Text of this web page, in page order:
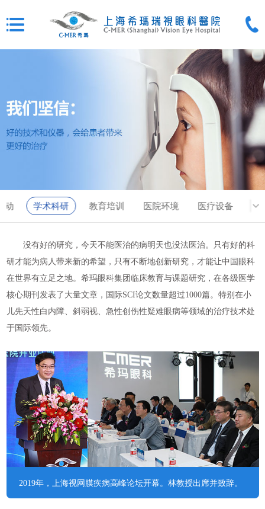
动 学术科研 教育培训 医院环境 医疗设备
没有好的研究，今天不能医治的病明天也没法医治。只有好的科
研才能为病人带来新的希望，只有不断地创新研究，才能让中国眼科
在世界有立足之地。希玛眼科集团临床教育与课题研究，在各级医学
核心期刊发表了大量文章，国际SCI论文数量超过1000篇。特别在小
儿先天性白内障、斜弱视、急性创伤性疑难眼病等领域的治疗技术处
于国际领先。
2019年，上海视网膜疾病高峰论坛开幕。林教授出席并致辞。